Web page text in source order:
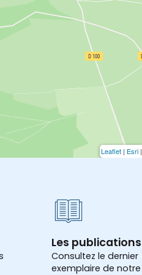
Leaflet | Esri |
Les publications
Consultez le dernier
exemplaire de notre